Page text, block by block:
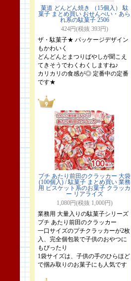
菓道 どんどん焼き （15個入） 駄
菓子 まとめ買い おせんべい・あら
れ系の駄菓子 2506
424円(税抜 393円)
ザ・駄菓子★ パッケージデザイン
もかわいく
どんどんとまつりばやしが聞こえ
てきそうでわくわくしますね♪
カリカリの食感が◎ 定番中の定番
です★
プチ あたり前田のクラッカー 大袋
(100個入) / 駄菓子 まとめ買い 業務
用 ビスケット系のお菓子 クラッカ
ー リアライズ
1,080円(税抜 1,000円)
業務用 大量入りの駄菓子シリーズ
プチ あたり前田のクラッカー
一口サイズのプチクラッカーが2枚
入、完全個包装で子供のおやつに
もぴったり
1袋サイズは、子供の手のひらほど
で掴み取りのお菓子にも人気です